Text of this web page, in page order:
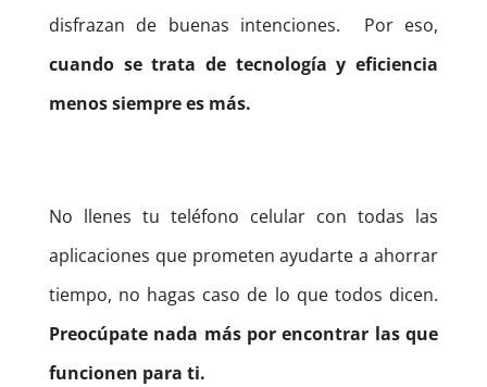
disfrazan de buenas intenciones.
Por eso,
cuando se trata de tecnología y eficiencia
menos siempre es más.
No llenes tu teléfono celular con todas las
aplicaciones que prometen ayudarte a ahorrar
tiempo, no hagas caso de lo que todos dicen.
Preocúpate nada más por encontrar las que
funcionen para ti.